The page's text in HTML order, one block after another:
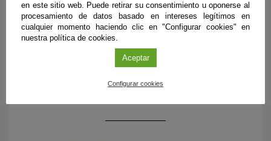
*Precio por participante y turno,
descuento de 10€ por cada inscripción
en el caso deherman@sque se apunten
en el mismo turno.
Web Centro Ciencia Principia
en este sitio web. Puede retirar su consentimiento u oponerse al
procesamiento de datos basado en intereses legítimos en
cualquier momento haciendo clic en "Configurar cookies" en
nuestra política de cookies.
Aceptar
Configurar cookies